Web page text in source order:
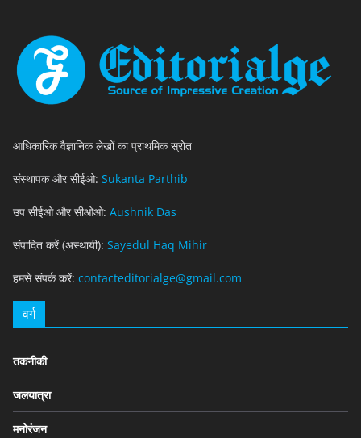
आधिकारिक वैज्ञानिक लेखों का प्राथमिक स्रोत
संस्थापक और सीईओ: Sukanta Parthib
उप सीईओ और सीओओ: Aushnik Das
संपादित करें (अस्थायी): Sayedul Haq Mihir
हमसे संपर्क करें: contacteditorialge@gmail.com
वर्ग
तकनीकी
जलयात्रा
मनोरंजन